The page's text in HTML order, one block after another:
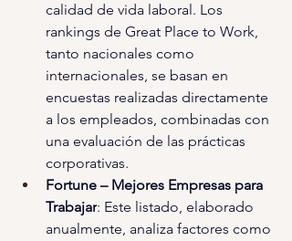
calidad de vida laboral. Los
rankings de Great Place to Work,
tanto nacionales como
internacionales, se basan en
encuestas realizadas directamente
a los empleados, combinadas con
una evaluación de las prácticas
corporativas.
Fortune – Mejores Empresas para
Trabajar: Este listado, elaborado
anualmente, analiza factores como